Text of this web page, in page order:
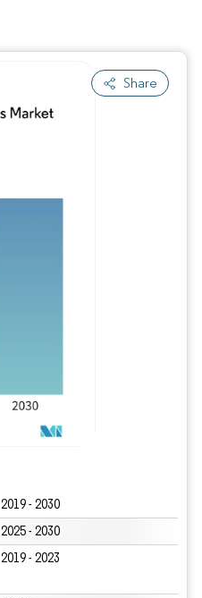
Share
2019 - 2030
2025 - 2030
2019 - 2023